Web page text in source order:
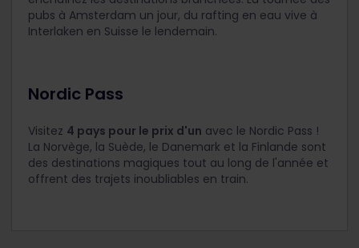
pubs à Amsterdam un jour, du rafting en eau vive à
Interlaken en Suisse le lendemain.
Nordic Pass
Visitez 4 pays pour le prix d'un avec le Nordic Pass !
La Norvège, la Suède, le Danemark et la Finlande sont
des destinations magiques tout au long de l'année et
offrent des trajets inoubliables en train.